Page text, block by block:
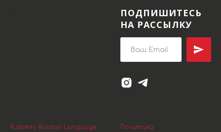
ПОДПИШИТЕСЬ
НА РАССЫЛКУ
Rusberry Russian Language
Политика